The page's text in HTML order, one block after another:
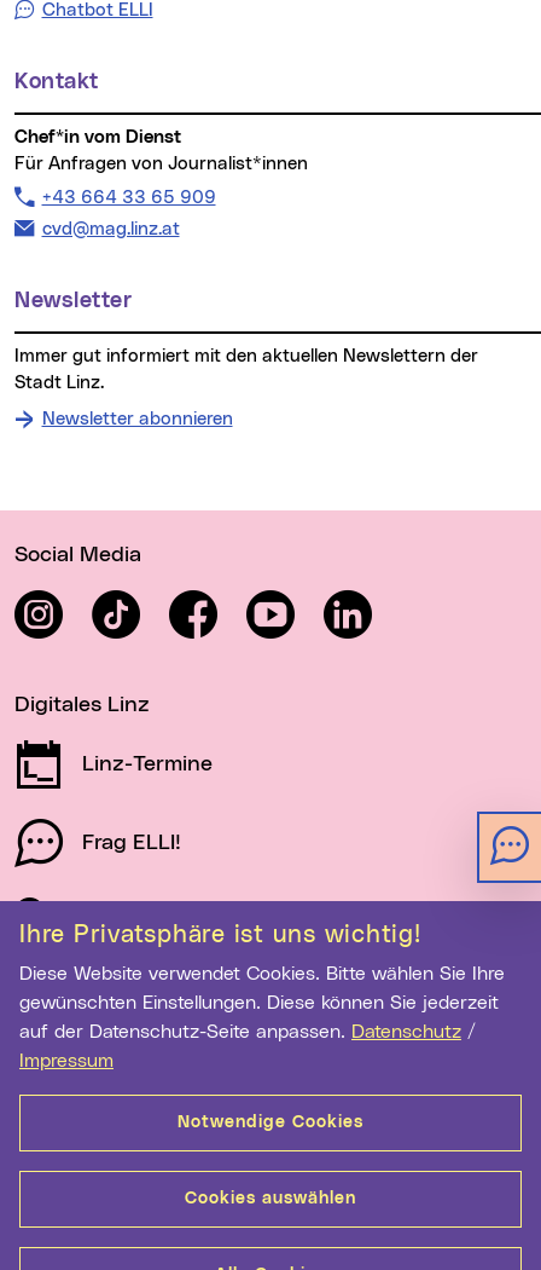
Ihre Privatsphäre ist uns wichtig!
Diese Website verwendet Cookies. Bitte wählen Sie Ihre
gewünschten Einstellungen. Diese können Sie jederzeit
auf der Datenschutz-Seite anpassen. Datenschutz /
Impressum
Notwendige Cookies
Cookies auswählen
Chatbot ELLI
Kontakt
Chef*in vom Dienst
Für Anfragen von Journalist*innen
Telefon:
+43 664 33 65 909
E-Mail Adresse:
cvd@mag.linz.at
Newsletter
Stadt Linz.
Newsletter abonnieren
Social Media
InstagramTikTok FacebookYouTube LinkedIn
Digitales Linz
Linz-Termine
Frag ELLI!
Schau auf Linz
Newsletter-Anmeldung
E-Mail-Adresse eingeben
Anmelden